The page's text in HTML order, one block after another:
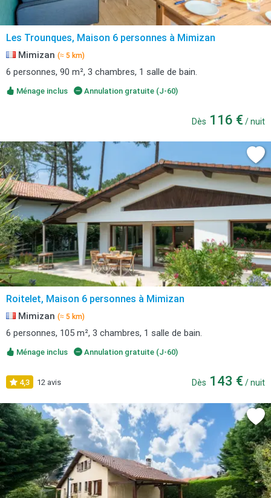
Les Trounques, Maison 6 personnes à Mimizan
Mimizan (≈ 5 km)
6 personnes, 90 m², 3 chambres, 1 salle de bain.
Ménage inclus Annulation gratuite (J-60)
Dès 116 € / nuit
Roitelet, Maison 6 personnes à Mimizan
Mimizan (≈ 5 km)
6 personnes, 105 m², 3 chambres, 1 salle de bain.
Ménage inclus Annulation gratuite (J-60)
4,3 12 avis Dès 143 € / nuit